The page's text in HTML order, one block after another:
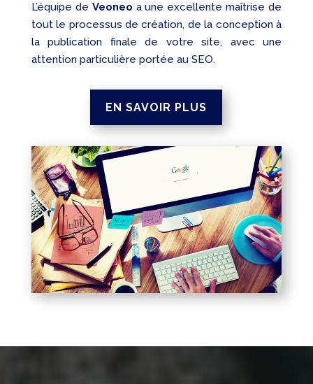
L’équipe de Veoneo a une excellente maîtrise de
tout le processus de création, de la conception à
la publication finale de votre site, avec une
attention particulière portée au SEO.
EN SAVOIR PLUS